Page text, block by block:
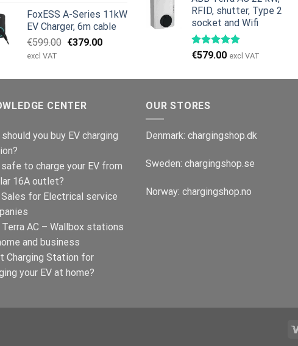
FoxESS A-Series 11kW
EV Charger, 6m cable
€599.00 Pierwotna
€599.00.
€379.00Aktualna
€379.00.
excl VAT
RFID, shutter, Type 2
socket and Wifi
€579.00 excl VAT
CENTER
you buy EV charging
safe to charge your EV from
16A outlet?
Sales for Electrical service
Terra AC – Wallbox stations
and business
Charging Station for
your EV at home?
OUR STORES
Denmark: chargingshop.dk
Sweden: chargingshop.se
Norway: chargingshop.no